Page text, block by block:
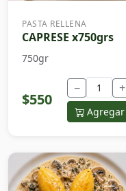
PASTA RELLENA
CAPRESE x750grs
750gr
$550
− +
Agregar